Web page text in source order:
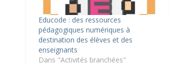
Educode : des ressources
pédagogiques numériques à
destination des élèves et des
enseignants
Dans "Activités branchées"